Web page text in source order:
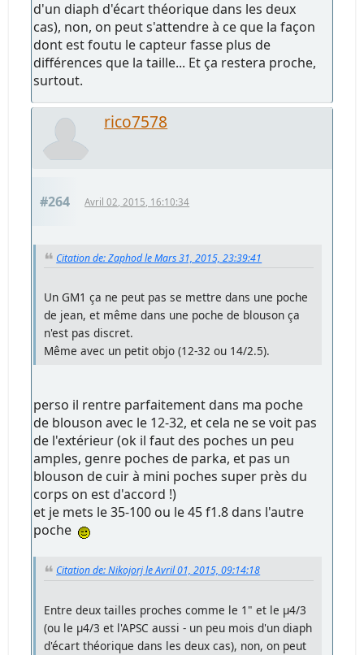
d'un diaph d'écart théorique dans les deux
cas), non, on peut s'attendre à ce que la façon
dont est foutu le capteur fasse plus de
différences que la taille... Et ça restera proche,
surtout.
rico7578
#264 Avril 02, 2015, 16:10:34
Citation de: Zaphod le Mars 31, 2015, 23:39:41
Un GM1 ça ne peut pas se mettre dans une poche
de jean, et même dans une poche de blouson ça
n'est pas discret.
Même avec un petit objo (12-32 ou 14/2.5).
perso il rentre parfaitement dans ma poche
de blouson avec le 12-32, et cela ne se voit pas
de l'extérieur (ok il faut des poches un peu
amples, genre poches de parka, et pas un
blouson de cuir à mini poches super près du
corps on est d'accord !)
et je mets le 35-100 ou le 45 f1.8 dans l'autre
poche
Citation de: Nikojorj le Avril 01, 2015, 09:14:18
Entre deux tailles proches comme le 1" et le µ4/3
(ou le µ4/3 et l'APSC aussi - un peu mois d'un diaph
d'écart théorique dans les deux cas), non, on peut